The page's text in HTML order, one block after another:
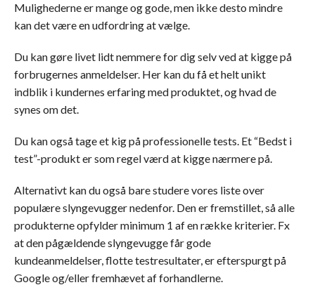
Mulighederne er mange og gode, men ikke desto mindre
kan det være en udfordring at vælge.
Du kan gøre livet lidt nemmere for dig selv ved at kigge på
forbrugernes anmeldelser. Her kan du få et helt unikt
indblik i kundernes erfaring med produktet, og hvad de
synes om det.
Du kan også tage et kig på professionelle tests. Et “Bedst i
test”-produkt er som regel værd at kigge nærmere på.
Alternativt kan du også bare studere vores liste over
populære slyngevugger nedenfor. Den er fremstillet, så alle
produkterne opfylder minimum 1 af en række kriterier. Fx
at den pågældende slyngevugge får gode
kundeanmeldelser, flotte testresultater, er efterspurgt på
Google og/eller fremhævet af forhandlerne.